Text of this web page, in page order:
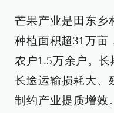
芒果产业是田东乡
种植面积超31万亩
农户1.5万余户。长
长途运输损耗大、
制约产业提质增效